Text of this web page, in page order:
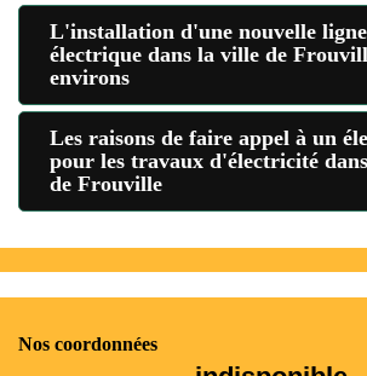
L'installation d'une nouvelle ligne
électrique dans la ville de
environs
Les raisons de faire appel à un
pour les travaux d'électricité
de Frouville
Nos coordonnées